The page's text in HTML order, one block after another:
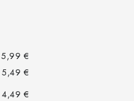
5,99 €
5,49 €
4,49 €